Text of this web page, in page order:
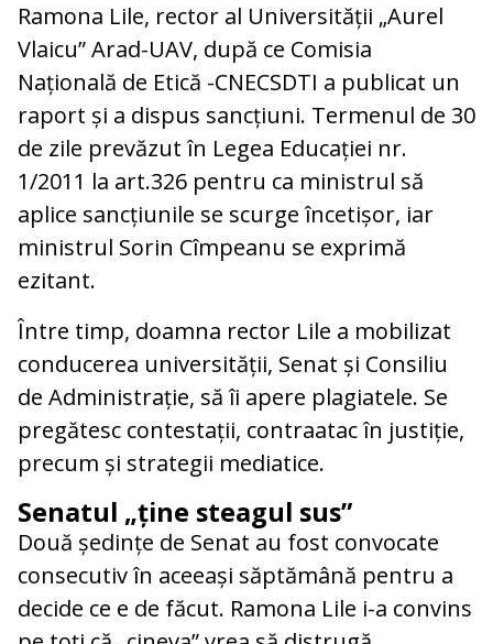
Ramona Lile, rector al Universității „Aurel
Vlaicu” Arad-UAV, după ce Comisia
Națională de Etică -CNECSDTI a publicat un
raport și a dispus sancțiuni. Termenul de 30
de zile prevăzut în Legea Educației nr.
1/2011 la art.326 pentru ca ministrul să
aplice sancțiunile se scurge încetișor, iar
ministrul Sorin Cîmpeanu se exprimă
ezitant.
Între timp, doamna rector Lile a mobilizat
conducerea universității, Senat și Consiliu
de Administrație, să îi apere plagiatele. Se
pregătesc contestații, contraatac în justiție,
precum și strategii mediatice.
Senatul „ține steagul sus”
Două ședințe de Senat au fost convocate
consecutiv în aceeași săptămână pentru a
decide ce e de făcut. Ramona Lile i-a convins